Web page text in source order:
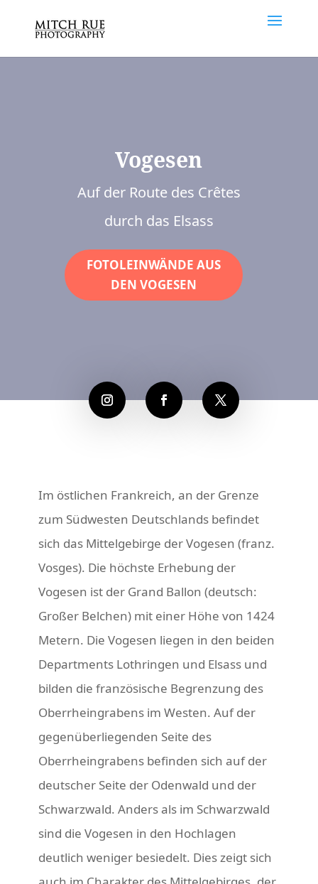
Vogesen
Auf der Route des Crêtes
durch das Elsass
FOTOLEINWÄNDE AUS
DEN VOGESEN
Im östlichen Frankreich, an der Grenze
zum Südwesten Deutschlands befindet
sich das Mittelgebirge der Vogesen (franz.
Vosges). Die höchste Erhebung der
Vogesen ist der Grand Ballon (deutsch:
Großer Belchen) mit einer Höhe von 1424
Metern. Die Vogesen liegen in den beiden
Departments Lothringen und Elsass und
bilden die französische Begrenzung des
Oberrheingrabens im Westen. Auf der
gegenüberliegenden Seite des
Oberrheingrabens befinden sich auf der
deutscher Seite der Odenwald und der
Schwarzwald. Anders als im Schwarzwald
sind die Vogesen in den Hochlagen
deutlich weniger besiedelt. Dies zeigt sich